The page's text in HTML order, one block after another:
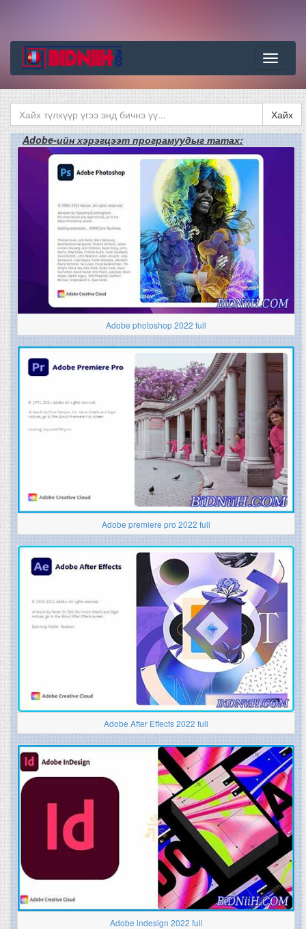
Цэс
Хайх
Adobe-ийн хэрэгцээт програмуудыг татах:
Adobe photoshop 2022 full
Adobe premiere pro 2022 full
Adobe After Effects 2022 full
Adobe indesign 2022 full